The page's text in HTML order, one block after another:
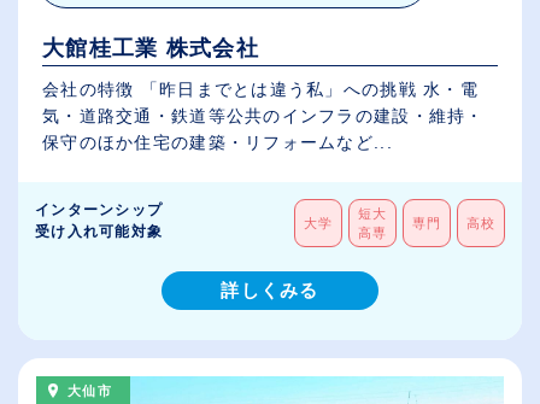
大館桂工業 株式会社
会社の特徴 「昨日までとは違う私」への挑戦 水・電
気・道路交通・鉄道等公共のインフラの建設・維持・
保守のほか住宅の建築・リフォームなど...
インターンシップ
受け入れ可能対象
大学
短大
高専
専門 高校
詳しくみる
大仙市